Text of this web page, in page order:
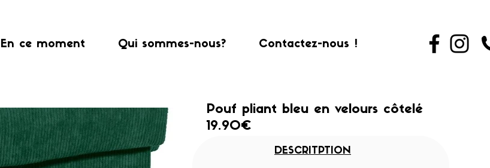
En ce moment Qui sommes-nous? Contactez-nous !
Pouf pliant bleu en velours côtelé
19.90€
DESCRITPTION